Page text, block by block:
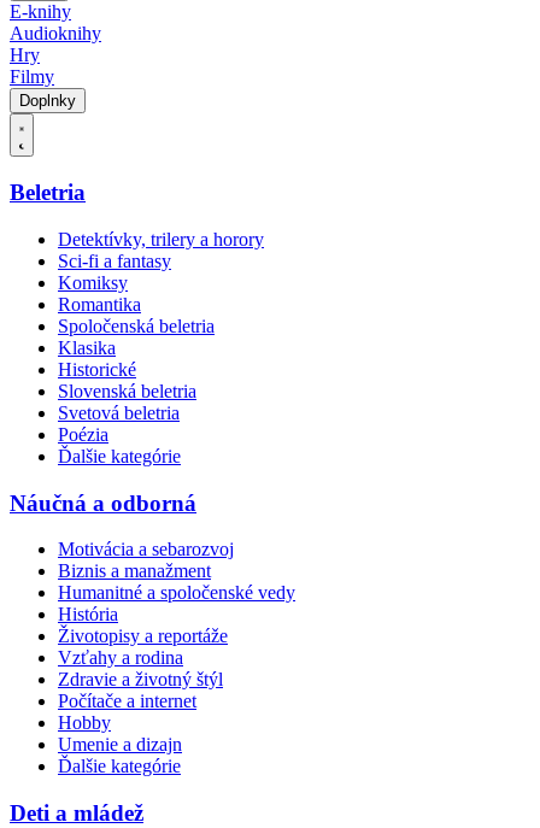
E-knihy
Audioknihy
Hry
Filmy
Doplnky
Beletria
Detektívky, trilery a horory
Sci-fi a fantasy
Komiksy
Romantika
Spoločenská beletria
Klasika
Historické
Slovenská beletria
Svetová beletria
Poézia
Ďalšie kategórie
Náučná a odborná
Motivácia a sebarozvoj
Biznis a manažment
Humanitné a spoločenské vedy
História
Životopisy a reportáže
Vzťahy a rodina
Zdravie a životný štýl
Počítače a internet
Hobby
Umenie a dizajn
Ďalšie kategórie
Deti a mládež